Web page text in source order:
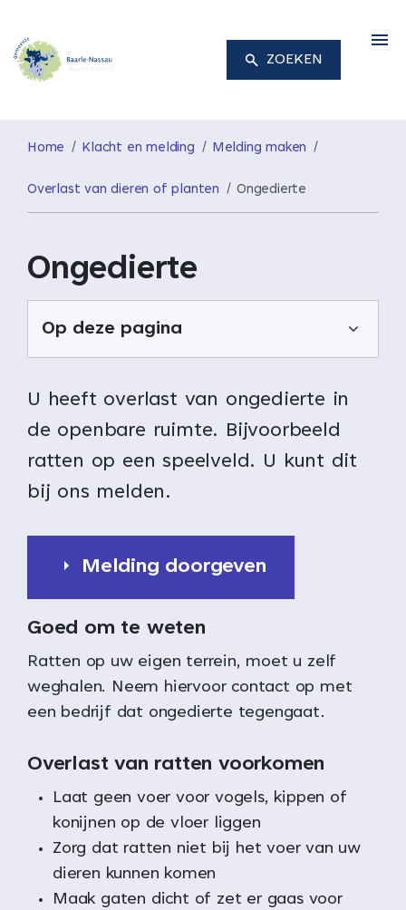
ZOEKEN
Home Klacht en melding Melding maken
Overlast van dieren of planten Ongedierte
Ongedierte
Op deze pagina
U heeft overlast van ongedierte in
de openbare ruimte. Bijvoorbeeld
ratten op een speelveld. U kunt dit
bij ons melden.
Melding doorgeven
Goed om te weten
Ratten op uw eigen terrein, moet u zelf
weghalen. Neem hiervoor contact op met
een bedrijf dat ongedierte tegengaat.
Overlast van ratten voorkomen
Laat geen voer voor vogels, kippen of
konijnen op de vloer liggen
Zorg dat ratten niet bij het voer van uw
dieren kunnen komen
Maak gaten dicht of zet er gaas voor